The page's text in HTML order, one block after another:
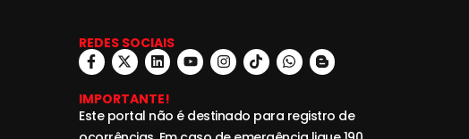
REDES SOCIAIS
IMPORTANTE!
Este portal não é destinado para registro de